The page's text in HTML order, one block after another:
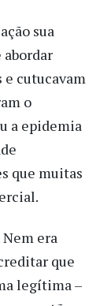
sua
abordar
e cutucavam
o
a epidemia
que muitas
Nem era
que
legítima –